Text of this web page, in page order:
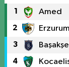
1 Amed
2
3
4